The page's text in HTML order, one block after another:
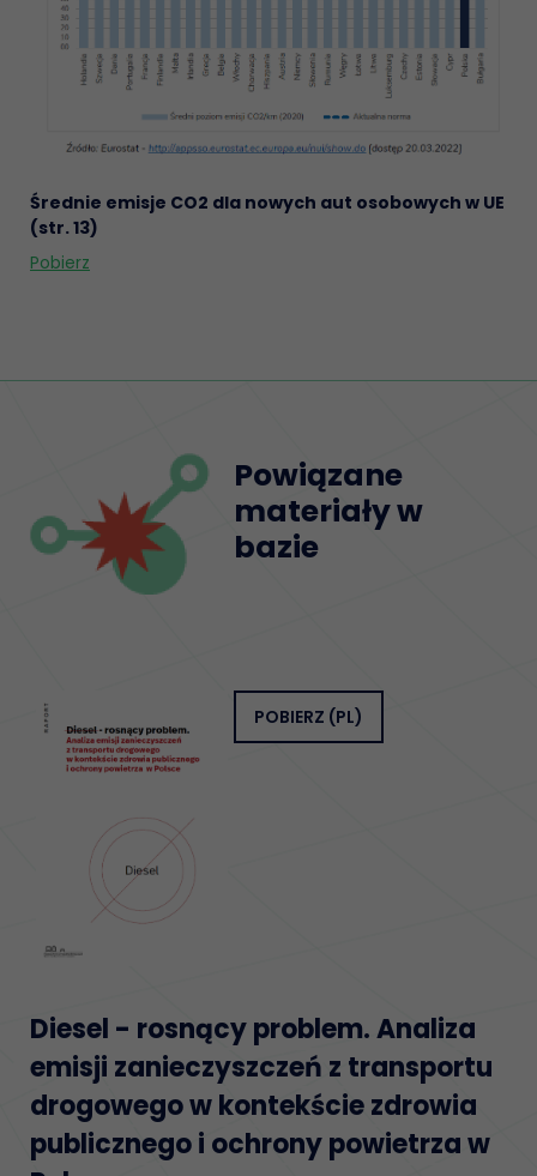
Średnie emisje CO2 dla nowych aut osobowych w UE
(str. 13)
Pobierz
Powiązane
materiały w
bazie
POBIERZ (PL)
Diesel - rosnący problem. Analiza
emisji zanieczyszczeń z transportu
drogowego w kontekście zdrowia
publicznego i ochrony powietrza w